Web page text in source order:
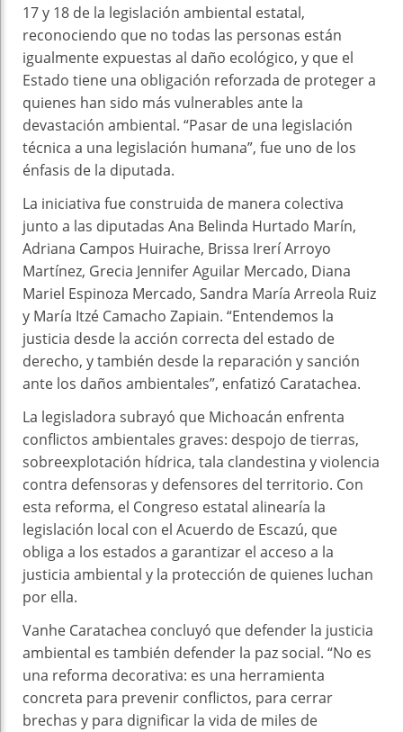
17 y 18 de la legislación ambiental estatal,
reconociendo que no todas las personas están
igualmente expuestas al daño ecológico, y que el
Estado tiene una obligación reforzada de proteger a
quienes han sido más vulnerables ante la
devastación ambiental. “Pasar de una legislación
técnica a una legislación humana”, fue uno de los
énfasis de la diputada.
La iniciativa fue construida de manera colectiva
junto a las diputadas Ana Belinda Hurtado Marín,
Adriana Campos Huirache, Brissa Irerí Arroyo
Martínez, Grecia Jennifer Aguilar Mercado, Diana
Mariel Espinoza Mercado, Sandra María Arreola Ruiz
y María Itzé Camacho Zapiain. “Entendemos la
justicia desde la acción correcta del estado de
derecho, y también desde la reparación y sanción
ante los daños ambientales”, enfatizó Caratachea.
La legisladora subrayó que Michoacán enfrenta
conflictos ambientales graves: despojo de tierras,
sobreexplotación hídrica, tala clandestina y violencia
contra defensoras y defensores del territorio. Con
esta reforma, el Congreso estatal alinearía la
legislación local con el Acuerdo de Escazú, que
obliga a los estados a garantizar el acceso a la
justicia ambiental y la protección de quienes luchan
por ella.
Vanhe Caratachea concluyó que defender la justicia
ambiental es también defender la paz social. “No es
una reforma decorativa: es una herramienta
concreta para prevenir conflictos, para cerrar
brechas y para dignificar la vida de miles de